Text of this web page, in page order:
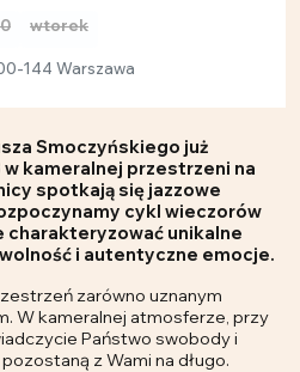
wtorek
144 Warszawa
Smoczyńskiego już
kameralnej przestrzeni na
spotkają się jazzowe
cykl wieczorów
charakteryzować unikalne
i autentyczne emocje.
zarówno uznanym
W kameralnej atmosferze, przy
Państwo swobody i
z Wami na długo.